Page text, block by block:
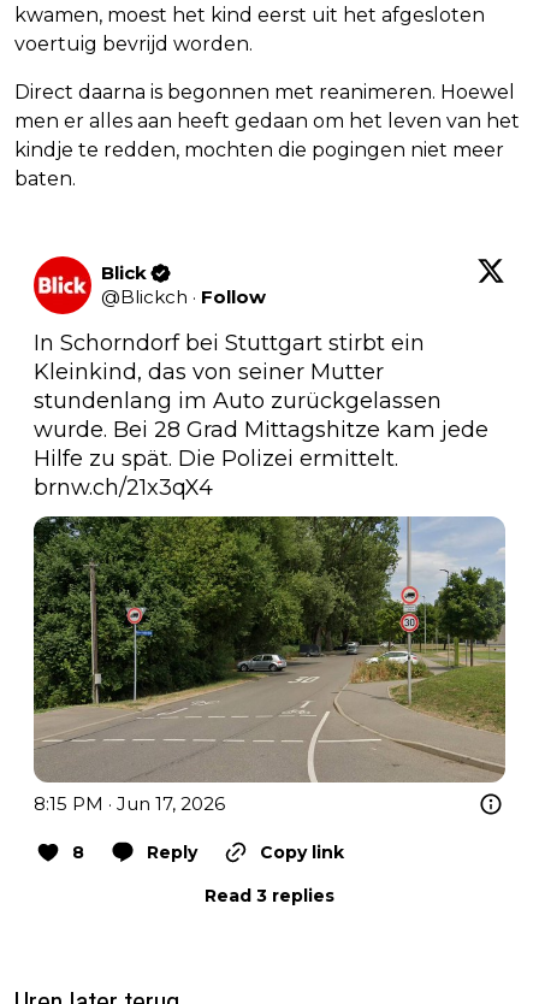
kwamen, moest het kind eerst uit het afgesloten
voertuig bevrijd worden.
Direct daarna is begonnen met reanimeren. Hoewel
men er alles aan heeft gedaan om het leven van het
kindje te redden, mochten die pogingen niet meer
baten.
Blick
@Blickch · Follow
In Schorndorf bei Stuttgart stirbt ein
Kleinkind, das von seiner Mutter
stundenlang im Auto zurückgelassen
wurde. Bei 28 Grad Mittagshitze kam jede
brnw.ch/21x3qX4
8:15 PM · Jun 17, 2026
8 Reply
Copy link
Read 3 replies